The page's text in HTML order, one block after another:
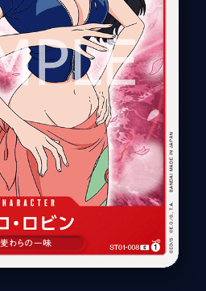
แนะนำรายการทีวี
ตารางออกอากาศอนิ
เมะ (คืนนี้)
ตารางออกอากาศอนิ